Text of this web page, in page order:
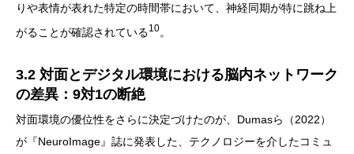
りや表情が表れた特定の時間帯において、神経同期が特に跳ね上
がることが確認されている10。
3.2 対面とデジタル環境における脳内ネットワーク
の差異：9対1の断絶
対面環境の優位性をさらに決定づけたのが、Dumasら（2022）
が『NeuroImage』誌に発表した、テクノロジーを介したコミュ